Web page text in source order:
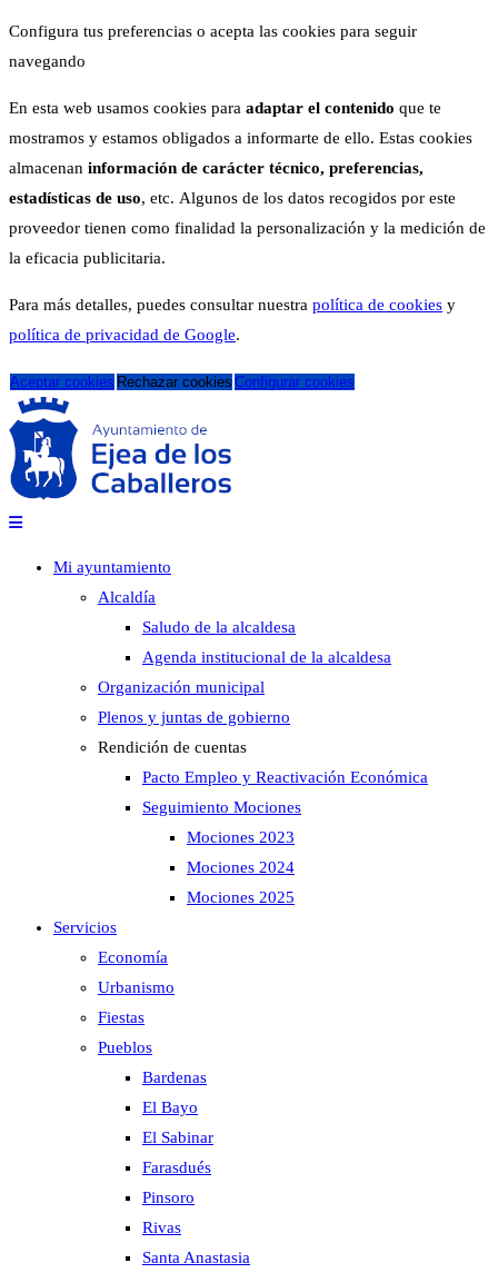
Configura tus preferencias o acepta las cookies para seguir
navegando
En esta web usamos cookies para adaptar el contenido que te
mostramos y estamos obligados a informarte de ello. Estas cookies
almacenan información de carácter técnico, preferencias,
estadísticas de uso, etc. Algunos de los datos recogidos por este
proveedor tienen como finalidad la personalización y la medición de
la eficacia publicitaria.
Para más detalles, puedes consultar nuestra política de cookies y
política de privacidad de Google.
Aceptar cookies Rechazar cookies Configurar cookies
Mi ayuntamiento
Alcaldía
Saludo de la alcaldesa
Agenda institucional de la alcaldesa
Organización municipal
Plenos y juntas de gobierno
Rendición de cuentas
Pacto Empleo y Reactivación Económica
Seguimiento Mociones
Mociones 2023
Mociones 2024
Mociones 2025
Servicios
Economía
Urbanismo
Fiestas
Pueblos
Bardenas
El Bayo
El Sabinar
Farasdués
Pinsoro
Rivas
Santa Anastasia